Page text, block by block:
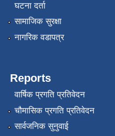
घटना दर्ता
सामाजिक सुरक्षा
नागरिक वडापत्र
Reports
वार्षिक प्रगति प्रतिवेदन
चौमासिक प्रगति प्रतिवेदन
सार्वजनिक सुनुवाई